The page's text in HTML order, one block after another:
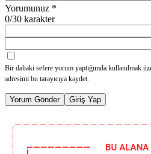
Yorumunuz *
0/30 karakter
Bir dahaki sefere yorum yaptığımda kullanılmak
adresimi bu tarayıcıya kaydet.
Yorum Gönder Giriş Yap